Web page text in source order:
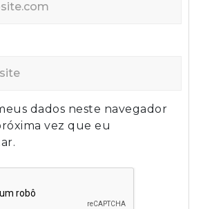
dados neste navegador
vez que eu